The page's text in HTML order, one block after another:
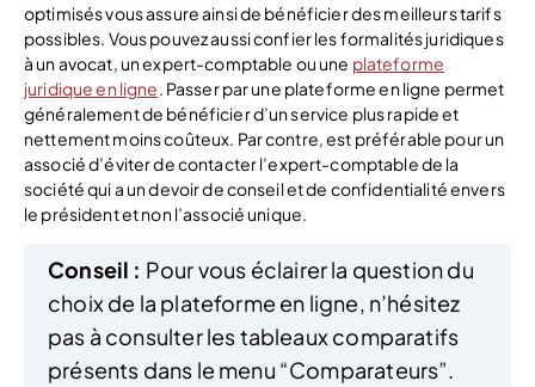
optimisés vous assure ainsi de bénéficier des meilleurs tarifs
possibles. Vous pouvez aussi confier les formalités juridiques
à un avocat, un expert-comptable ou une plateforme
juridique en ligne. Passer par une plateforme en ligne permet
généralement de bénéficier d’un service plus rapide et
nettement moins coûteux. Par contre, est préférable pour un
associé d’éviter de contacter l’expert-comptable de la
société qui a un devoir de conseil et de confidentialité envers
le président et non l’associé unique.
Conseil : Pour vous éclairer la question du
choix de la plateforme en ligne, n’hésitez
pas à consulter les tableaux comparatifs
présents dans le menu “Comparateurs”.